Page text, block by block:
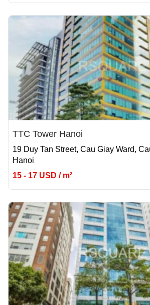
TTC Tower Hanoi
19 Duy Tan Street, Cau Giay Ward,
Hanoi
15 - 17 USD / m²